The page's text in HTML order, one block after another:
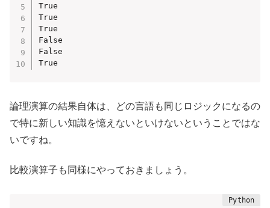
True
True
True
False
False
True
論理演算の結果自体は、どの言語も同じロジックになるの
で特に新しい知識を憶えないといけないということではな
いですね。
比較演算子も同様にやっておきましょう。